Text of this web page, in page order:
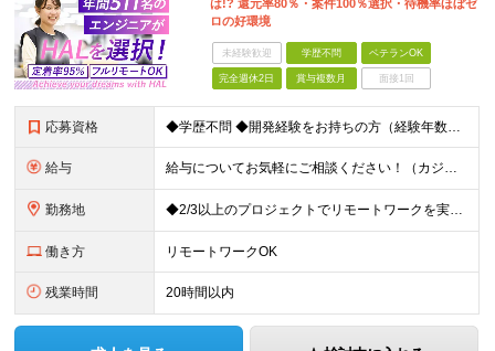
は!? 還元率80％・案件100％選択・待機率ほぼゼ
ロの好環境
未経験歓迎 学歴不問 ベテランOK
完全週休2日 賞与複数月 面接1回
応募資格 ◆学歴不問 ◆開発経験をお持ちの方（経験年数不問） ＜こんな方は大歓迎！＞ ◎今の収入をもっと増やしたい ◎もっと上流の案件で活躍したい ◎将来のキャリアにつながる案件に携わりたい ◎自分のやりたい
給与 給与についてお気軽にご相談ください！（カジュアル面談可能） 月給35万円～＋各種手当＋賞与2回 ※固定残業代は、時間外労働の有無に関わらず40時間分を87,500円～支給 ※超過分は別途支給 ※試用
勤務地 ◆2/3以上のプロジェクトでリモートワークを実施中！ ≪自社拠点≫ ・東京本社／東京都千代田区丸の内二丁目6番1号 丸の内パークビルディング6階 ・関西支社／⼤阪府⼤阪市中央区安⼟町2-3-13 ⼤
働き方 リモートワークOK
残業時間 20時間以内